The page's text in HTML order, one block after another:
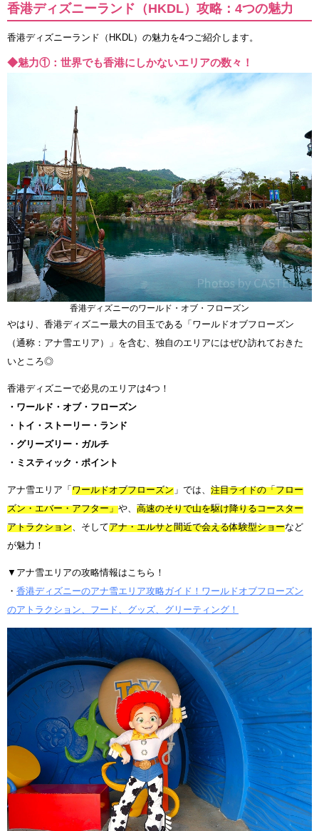
香港ディズニーランド（HKDL）攻略：4つの魅力
香港ディズニーランド（HKDL）の魅力を4つご紹介します。
◆魅力①：世界でも香港にしかないエリアの数々！
香港ディズニーのワールド・オブ・フローズン
やはり、香港ディズニー最大の目玉である「ワールドオブフローズン
（通称：アナ雪エリア）」を含む、独自のエリアにはぜひ訪れておきた
いところ◎
香港ディズニーで必見のエリアは4つ！
・ワールド・オブ・フローズン
・トイ・ストーリー・ランド
・グリーズリー・ガルチ
・ミスティック・ポイント
アナ雪エリア「 ワールドオブフローズン 」では、 注目ライドの「フロー
ズン・エバー・アフター」や、 高速のそりで山を駆け降りるコースター
アトラクション、そしてアナ・エルサと間近で会える体験型ショーなど
が魅力！
▼アナ雪エリアの攻略情報はこちら！
・ 香港ディズニーのアナ雪エリア攻略ガイド！ワールドオブフローズン
のアトラクション、フード、グッズ、グリーティング！